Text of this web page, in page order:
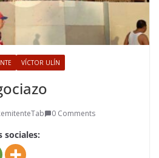
VÍCTOR ULÍN
0 Comments
sociales: